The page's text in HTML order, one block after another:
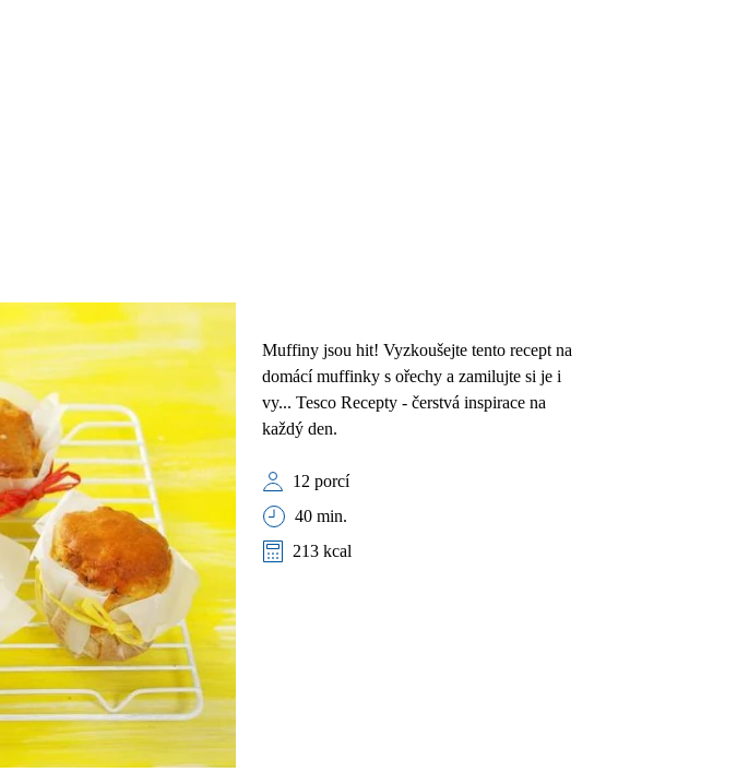
Muffiny jsou hit! Vyzkoušejte tento recept na
domácí muffinky s ořechy a zamilujte si je i
vy... Tesco Recepty - čerstvá inspirace na
každý den.
12 porcí
40 min.
213 kcal